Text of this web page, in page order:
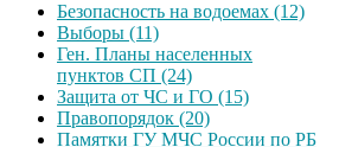
Безопасность на водоемах (12)
Выборы (11)
Ген. Планы населенных
пунктов СП (24)
Защита от ЧС и ГО (15)
Правопорядок (20)
Памятки ГУ МЧС России по РБ